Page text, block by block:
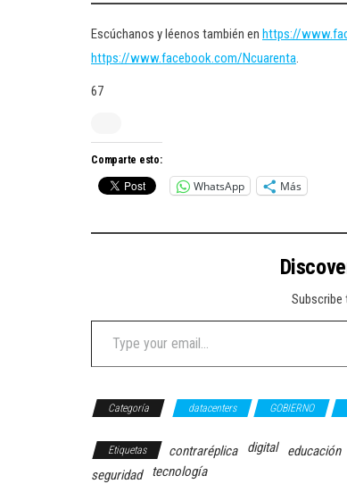
Escúchanos y léenos también en https://
https://www.facebook.com/Ncuarenta.
67
Comparte esto:
WhatsApp Más
Type your email…
Categoría datacenters GOBIERNO
Etiquetas contraréplica digital educación
seguridad
tecnología